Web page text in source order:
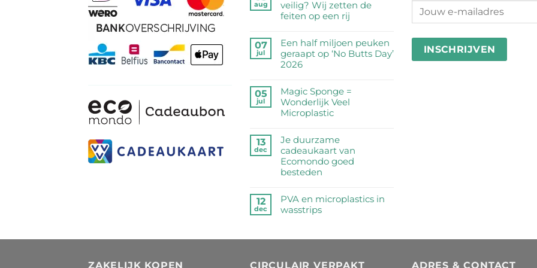
aug
veilig? Wij zetten de
feiten op een rij
reacties
op
Zijn
veilig?
Wij
zetten
feiten
op
een
rij
07
jul
Een half miljoen peuken
geraapt op ‘No Butts Day’
2026
reacties
op
Een
peuken
geraapt
op
‘No
Day’
2026
05
jul
Magic Sponge =
Wonderlijk Veel
Microplastic
reacties
op
Magic
Sponge
Veel
Microplastic
13
dec
Je duurzame
cadeaukaart van
Ecomondo goed
besteden
reacties
op
cadeaukaart
Ecomondo
12
dec
PVA en microplastics in
wasstrips
ZAKELIJK KOPEN CIRCULAIR VERPAKT ADRES & CONTACT